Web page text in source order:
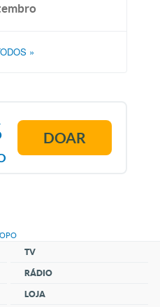
»
DOAR
TV
RÁDIO
LOJA